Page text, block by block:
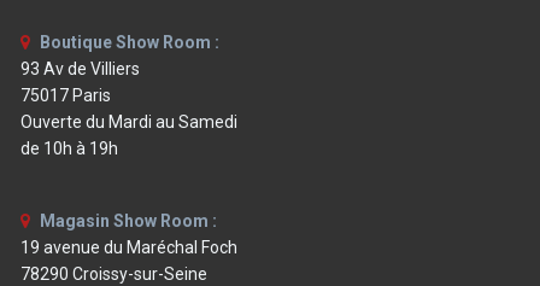
Boutique Show Room :
93 Av de Villiers
75017 Paris
Ouverte du Mardi au Samedi
de 10h à 19h
Magasin Show Room :
19 avenue du Maréchal Foch
78290 Croissy-sur-Seine